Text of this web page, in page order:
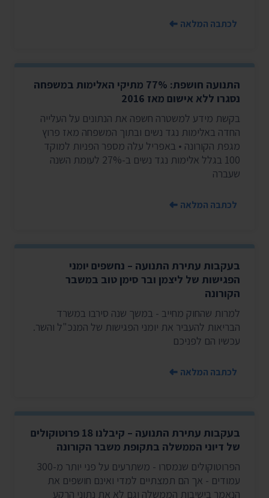
לכתבה המלאה
התנועה חושפת: 77% מתיקי האלימות במשפחה
נסגרו ללא אישום מאז 2016
בקשת מידע למשטרה חשפה את הנתונים על העלייה
החדה באלימות נגד נשים ובתוך המשפחה מאז פרוץ
מגפת הקורונה • באפריל עלה מספר הפניות למוקד
100 בגלל אלימות נגד נשים ב-27% לעומת השנה
שעברה
לכתבה המלאה
בעקבות עתירת התנועה – נחשפים יומני
הפגישות של ליצמן ובר סימן טוב במשבר
הקורונה
למרות שהחוק מחייב - במשך שנה סירבו במשרד
הבריאות להעביר את יומני הפגישות של המנכ"ל והשר.
עכשיו הם לפניכם
לכתבה המלאה
בעקבות עתירת התנועה – קיבלנו 18 פרוטוקולים
של דיוני הממשלה בתקופת משבר הקורונה
הפרוטוקולים שנמסרו - משתרעים על פני יותר מ-300
עמודים - אך הם תמצתיים למדי ואינם חושפים את
הנאמר בישיבות הממשלה וגם לא את נתוני הרקע